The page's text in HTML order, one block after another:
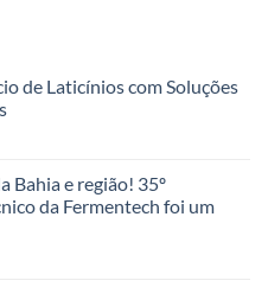
de Laticínios com Soluções
Bahia e região! 35º
da Fermentech foi um